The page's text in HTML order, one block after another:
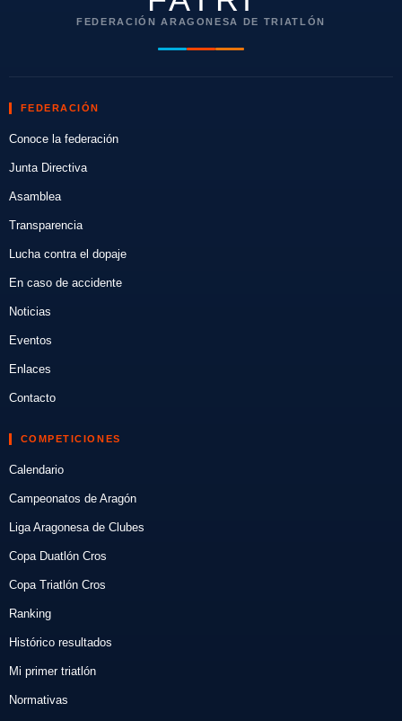
FEDERACIÓN ARAGONESA DE TRIATLÓN
FEDERACIÓN
Conoce la federación
Junta Directiva
Asamblea
Transparencia
Lucha contra el dopaje
En caso de accidente
Noticias
Eventos
Enlaces
Contacto
COMPETICIONES
Calendario
Campeonatos de Aragón
Liga Aragonesa de Clubes
Copa Duatlón Cros
Copa Triatlón Cros
Ranking
Histórico resultados
Mi primer triatlón
Normativas